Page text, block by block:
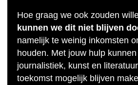
Hoe graag we ook zouden
kunnen we dit niet blijven
namelijk te weinig inkomsten
houden. Met jouw hulp
journalistiek, kunst en
toekomst mogelijk blijven